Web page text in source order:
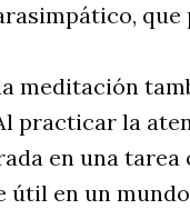
meditación
practicar la
en una
útil en un